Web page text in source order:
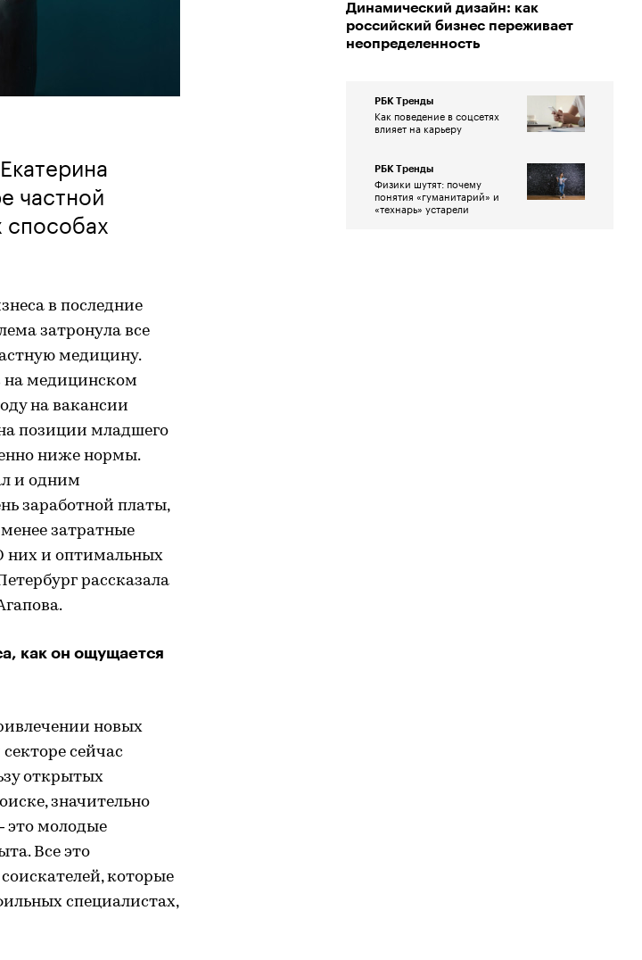
частной
в последние
затронула все
медицину.
на медицинском
на вакансии
позиции младшего
ниже нормы.
и одним
заработной платы,
затратные
них и оптимальных
рассказала
как он ощущается
новых
сейчас
открытых
значительно
это молодые
Все это
которые
специалистах,
Динамический дизайн: как
российский бизнес переживает
неопределенность
РБК Тренды
Как поведение в соцсетях
влияет на карьеру
РБК Тренды
Физики шутят: почему
понятия «гуманитарий» и
«технарь» устарели